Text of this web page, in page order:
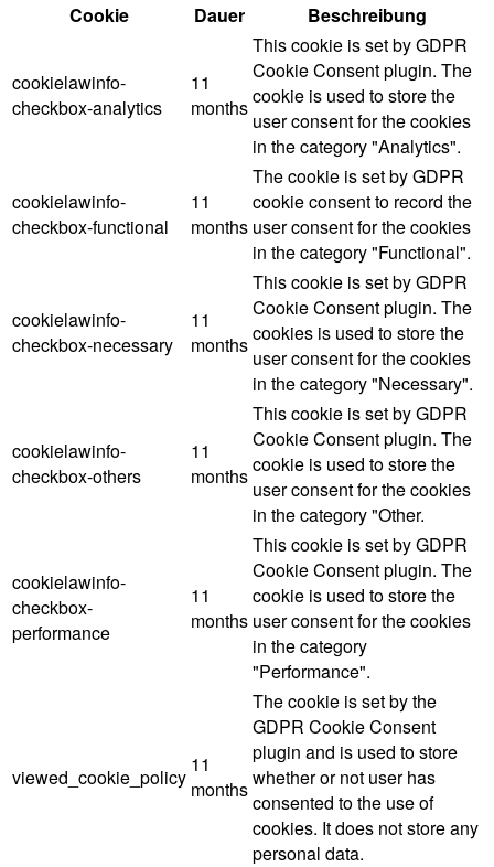
Cookie
Dauer Beschreibung
cookielawinfo-
checkbox-analytics
11
months
This cookie is set by GDPR
Cookie Consent plugin. The
cookie is used to store the
user consent for the cookies
in the category "Analytics".
cookielawinfo-
checkbox-functional
11
months
The cookie is set by GDPR
cookie consent to record the
user consent for the cookies
in the category "Functional".
cookielawinfo-
checkbox-necessary
11
months
This cookie is set by GDPR
Cookie Consent plugin. The
cookies is used to store the
user consent for the cookies
in the category "Necessary".
cookielawinfo-
checkbox-others
11
months
This cookie is set by GDPR
Cookie Consent plugin. The
cookie is used to store the
user consent for the cookies
in the category "Other.
cookielawinfo-
checkbox-
performance
11
months
This cookie is set by GDPR
Cookie Consent plugin. The
cookie is used to store the
user consent for the cookies
in the category
"Performance".
viewed_cookie_policy
11
months
The cookie is set by the
GDPR Cookie Consent
plugin and is used to store
whether or not user has
consented to the use of
cookies. It does not store any
personal data.